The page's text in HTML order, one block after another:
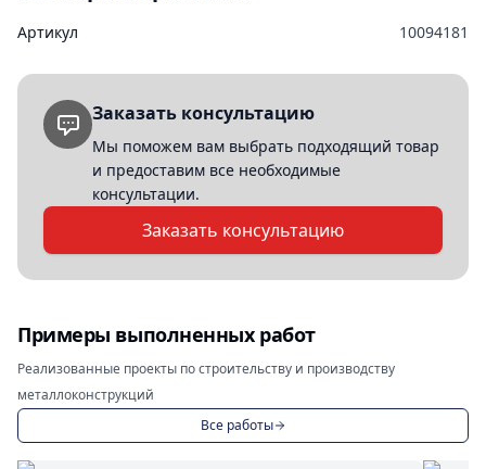
Артикул 10094181
Заказать консультацию
Мы поможем вам выбрать подходящий товар
и предоставим все необходимые
консультации.
Заказать консультацию
Примеры выполненных работ
Реализованные проекты по строительству и производству
металлоконструкций
Все работы